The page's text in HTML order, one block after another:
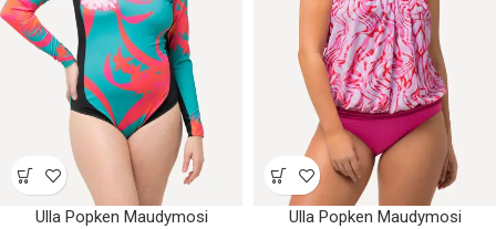
Ulla Popken Maudymosi
Ulla Popken Maudymosi